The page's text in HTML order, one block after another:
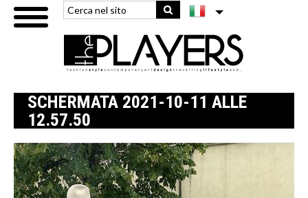
SCHERMATA 2021-10-11 ALLE
12.57.50